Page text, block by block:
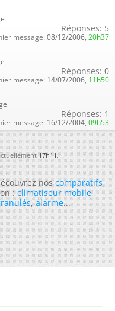
Réponses: 5
message: 08/12/2006, 20h37
Réponses: 0
message: 14/07/2006, 11h50
Réponses: 1
message: 16/12/2004, 09h53
17h11.
noscomparatifs
:climatiseur mobile,
,alarme...